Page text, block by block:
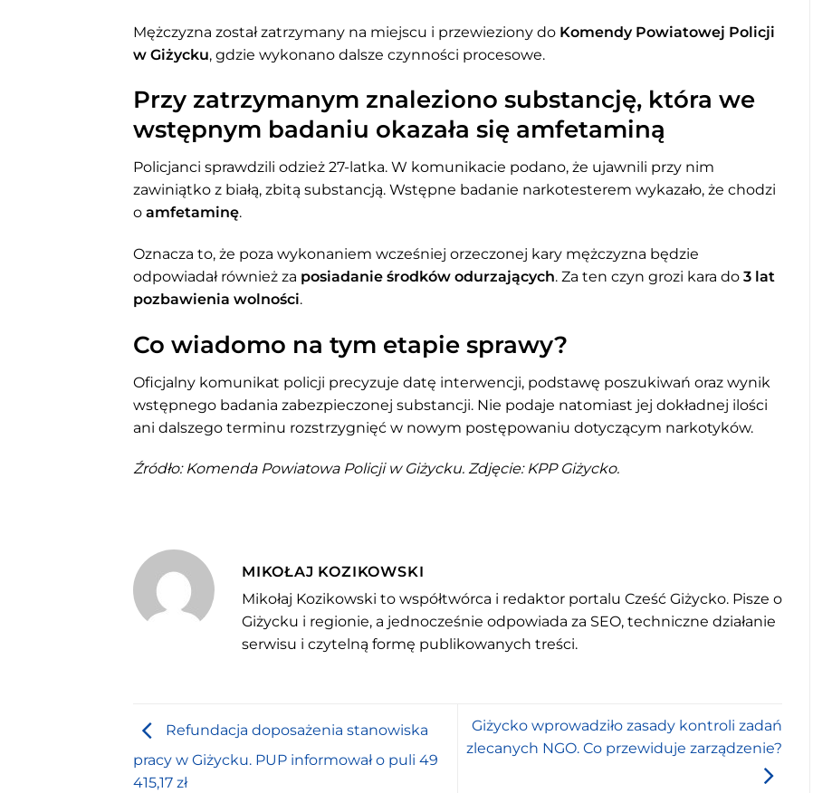
Mężczyzna został zatrzymany na miejscu i przewieziony do Komendy Powiatowej Policji
w Giżycku, gdzie wykonano dalsze czynności procesowe.
Przy zatrzymanym znaleziono substancję, która we
wstępnym badaniu okazała się amfetaminą
Policjanci sprawdzili odzież 27-latka. W komunikacie podano, że ujawnili przy nim
zawiniątko z białą, zbitą substancją. Wstępne badanie narkotesterem wykazało, że chodzi
o amfetaminę.
Oznacza to, że poza wykonaniem wcześniej orzeczonej kary mężczyzna będzie
odpowiadał również za posiadanie środków odurzających. Za ten czyn grozi kara do 3 lat
pozbawienia wolności.
Co wiadomo na tym etapie sprawy?
Oficjalny komunikat policji precyzuje datę interwencji, podstawę poszukiwań oraz wynik
wstępnego badania zabezpieczonej substancji. Nie podaje natomiast jej dokładnej ilości
ani dalszego terminu rozstrzygnięć w nowym postępowaniu dotyczącym narkotyków.
Źródło: Komenda Powiatowa Policji w Giżycku. Zdjęcie: KPP Giżycko.
MIKOŁAJ KOZIKOWSKI
Mikołaj Kozikowski to współtwórca i redaktor portalu Cześć Giżycko. Pisze o
Giżycku i regionie, a jednocześnie odpowiada za SEO, techniczne działanie
serwisu i czytelną formę publikowanych treści.
Refundacja doposażenia stanowiska
pracy w Giżycku. PUP informował o puli 49
415,17 zł
Giżycko wprowadziło zasady kontroli zadań
zlecanych NGO. Co przewiduje zarządzenie?